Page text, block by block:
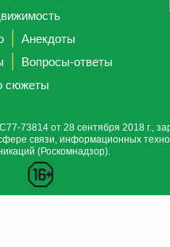
Анекдоты
Вопросы-ответы
сюжеты
73814 от 28 сентября 2018 г.,
связи, информационных
(Роскомнадзор).